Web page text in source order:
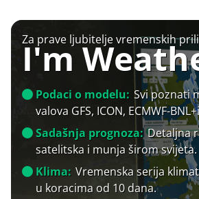
Za prave ljubitelje vremenskih
I'm
Podaci o modelu: Svi poznati
valova GFS, ICON, ECMWF-
Sadašnja prognoza: Detaljna
satelitska i munja širom svijeta.
Klima: Vremenska serija
u koracima od 10 dana.